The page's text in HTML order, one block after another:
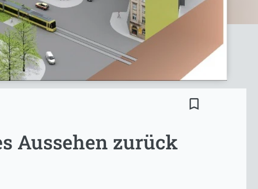
bookmark_border
Aussehen zurück